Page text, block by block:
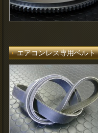
エアコンレス専用ベル